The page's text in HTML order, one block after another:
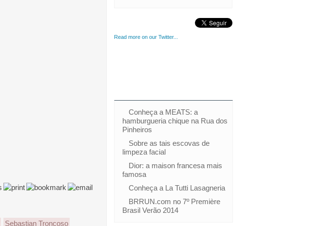
Sebastian Troncoso
Read more on our Twitter...
Conheça a MEATS: a
hamburgueria chique na Rua dos
Pinheiros
Sobre as tais escovas de
limpeza facial
Dior: a maison francesa mais
famosa
Conheça a La Tutti Lasagneria
BRRUN.com no 7º Première
Brasil Verão 2014